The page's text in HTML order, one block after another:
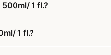
1 fl.?
1 fl.?